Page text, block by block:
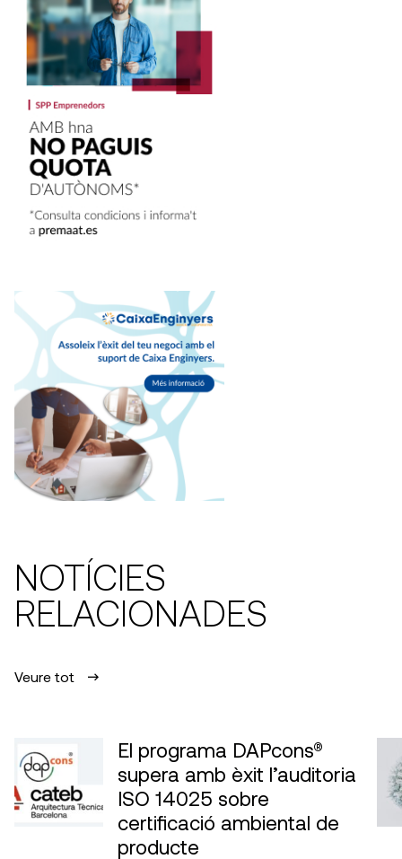
NOTÍCIES
RELACIONADES
Veure tot
El programa DAPcons®
supera amb èxit l’auditoria
ISO 14025 sobre
certificació ambiental de
producte